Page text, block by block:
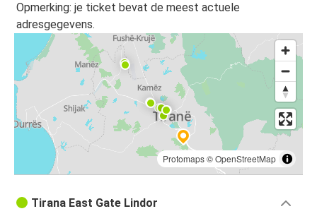
Kotor
Budva
Tirana
Tirana
Sofia
Sofia
Ulcinj
Opmerking: je ticket bevat de meest actuele
adresgegevens.
Protomaps©OpenStreetMap
Tirana East Gate Lindor